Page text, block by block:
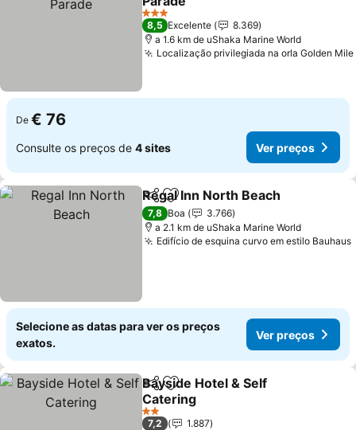
Ver preços
3 Estrelas
8,5 Excelente
8.369
a 1.6 km de uShaka Marine World
Localização privilegiada na orla Golden Mile
De € 76
Consulte os preços de 4 sites Ver preços
PartilharAdicionar aos favoritos
Regal Inn North Beach
7,8 Boa
3.766
a 2.1 km de uShaka Marine World
Edifício de esquina curvo em estilo Bauhaus
Selecione as datas para ver os preços
exatos.
Ver preços
PartilharAdicionar aos favoritos
Bayside Hotel & Self
Catering
Ver preços
2 Estrelas
7,2
1.887